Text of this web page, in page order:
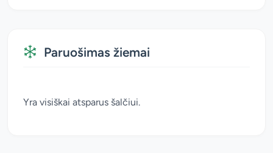
Paruošimas žiemai
Yra visiškai atsparus šalčiui.